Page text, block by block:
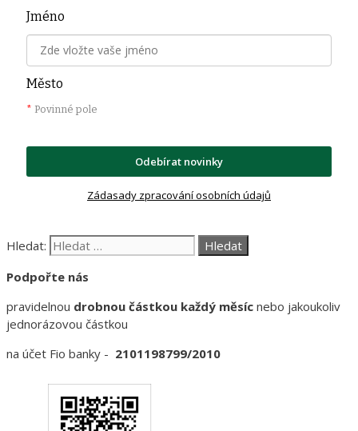
Jméno
Město
* Povinné pole
Odebírat novinky
Zádasady zpracování osobních údajů
Hledat:
Podpořte nás
pravidelnou drobnou částkou každý měsíc nebo jakoukoliv
jednorázovou částkou
na účet Fio banky - 2101198799/2010